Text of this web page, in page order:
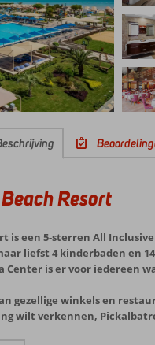
Resort
is een 5-sterren All
liefst 4 kinderbaden en
Center is er voor iedereen
gezellige winkels en
wilt verkennen,